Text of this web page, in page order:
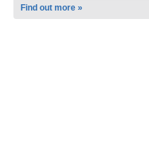
Find out more »